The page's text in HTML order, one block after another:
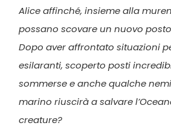
Alice affinché, insieme alla
possano scovare un nuovo
Dopo aver affrontato situazioni
esilaranti, scoperto posti
sommerse e anche qualche
marino riuscirà a salvare
creature?